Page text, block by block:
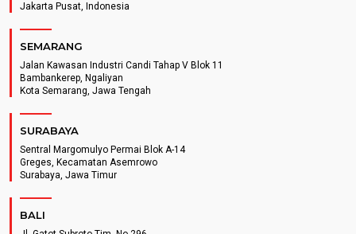
Jakarta Pusat, Indonesia
SEMARANG
Jalan Kawasan Industri Candi Tahap V Blok 11
Bambankerep, Ngaliyan
Kota Semarang, Jawa Tengah
SURABAYA
Sentral Margomulyo Permai Blok A-14
Greges, Kecamatan Asemrowo
Surabaya, Jawa Timur
BALI